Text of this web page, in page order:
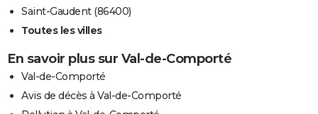
Saint-Gaudent (86400)
Toutes les villes
En savoir plus sur Val-de-Comporté
Val-de-Comporté
Avis de décès à Val-de-Comporté